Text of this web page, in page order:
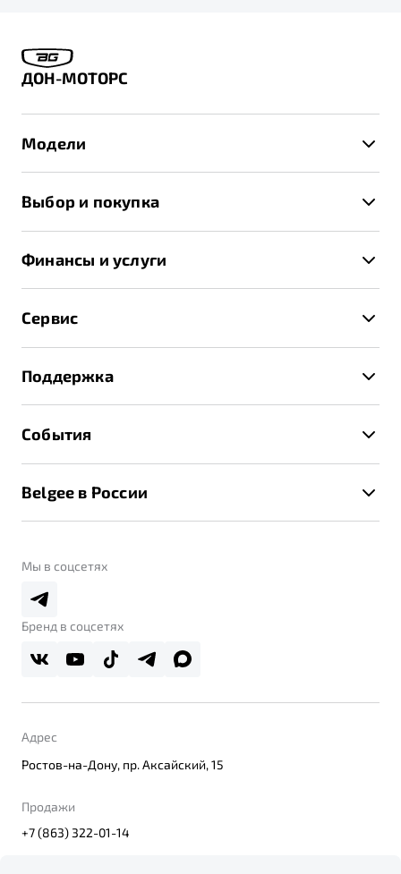
ДОН-МОТОРС
Модели
X70
Выбор и покупка
Спецпредложения и Акции
Записаться на тест-драйв
Получить предложение
Финансы и услуги
Трейд-ин
Страхование
Расчет КАСКО
Сервис
Руководство по эксплуатации
Техническое обслуживание
Калькулятор ТО
Поддержка
Помощь на дорогах
Belgee Линк
Belgee Плюс
Реферальная программа
События
Контакты
Belgee в России
О дилерском центре
Правовая информация
Мы в соцсетях
Бренд в соцсетях
Адрес
Ростов-на-Дону, пр. Аксайский, 15
Продажи
+7 (863) 322-01-14